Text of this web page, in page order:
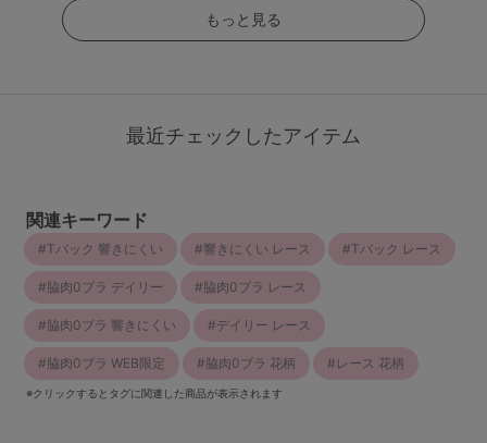
もっと見る
最近チェックしたアイテム
関連キーワード
Tバック 響きにくい 響きにくい レース Tバック レース
脇肉0ブラ デイリー 脇肉0ブラ レース
脇肉0ブラ 響きにくい デイリー レース
脇肉0ブラ WEB限定 脇肉0ブラ 花柄 レース 花柄
※クリックするとタグに関連した商品が表示されます